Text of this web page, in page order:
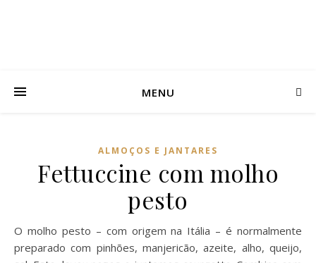
MENU
ALMOÇOS E JANTARES
Fettuccine com molho
pesto
O molho pesto – com origem na Itália – é normalmente
preparado com pinhões, manjericão, azeite, alho, queijo,